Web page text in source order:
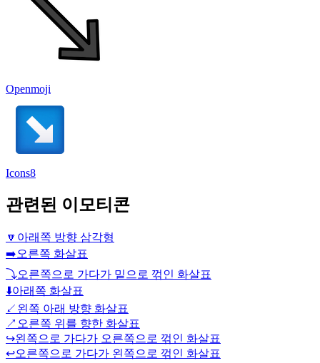
Openmoji
Icons8
관련된 이모티콘
🔽 아래쪽 방향 삼각형
➡️오른쪽 화살표
⤵️오른쪽으로 가다가 밑으로 꺾인 화살표
⬇️아래쪽 화살표
↙️ 왼쪽 아래 방향 화살표
↗️ 오른쪽 위를 향한 화살표
↪️왼쪽으로 가다가 오른쪽으로 꺾인 화살표
↩️오른쪽으로 가다가 왼쪽으로 꺾인 화살표